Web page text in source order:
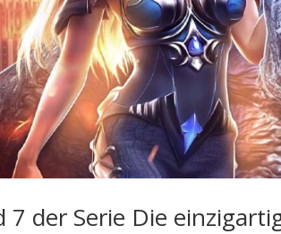
7 der Serie Die